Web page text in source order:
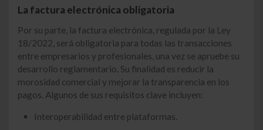
La factura electrónica obligatoria
Por su parte, la factura electrónica, regulada por la Ley
18/2022, será obligatoria para todas las transacciones
entre empresarios y profesionales, una vez se apruebe su
desarrollo reglamentario. Su finalidad es reducir la
morosidad comercial y mejorar la transparencia en los
pagos. Algunos de sus requisitos clave incluyen:
Interoperabilidad entre plataformas.